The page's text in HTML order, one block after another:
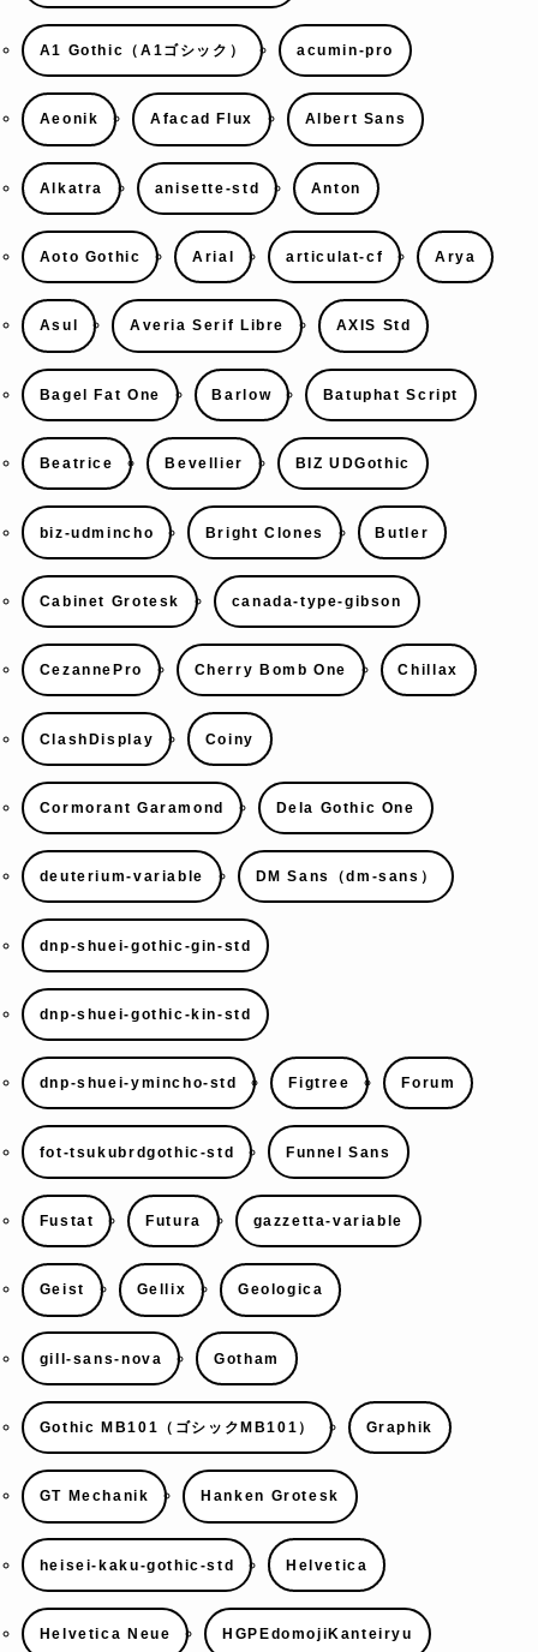
A1 Gothic（A1ゴシック） acumin-pro
Aeonik Afacad Flux Albert Sans
Alkatra anisette-std Anton
Aoto Gothic Arial articulat-cf Arya
Asul Averia Serif Libre AXIS Std
Bagel Fat One Barlow Batuphat Script
Beatrice Bevellier BIZ UDGothic
biz-udmincho Bright Clones Butler
Cabinet Grotesk canada-type-gibson
CezannePro Cherry Bomb One Chillax
ClashDisplay Coiny
Cormorant Garamond Dela Gothic One
deuterium-variable DM Sans（dm-sans）
dnp-shuei-gothic-gin-std
dnp-shuei-gothic-kin-std
dnp-shuei-ymincho-std Figtree Forum
fot-tsukubrdgothic-std Funnel Sans
Fustat Futura gazzetta-variable
Geist Gellix Geologica
gill-sans-nova Gotham
Gothic MB101（ゴシックMB101） Graphik
GT Mechanik Hanken Grotesk
heisei-kaku-gothic-std Helvetica
Helvetica Neue HGPEdomojiKanteiryu